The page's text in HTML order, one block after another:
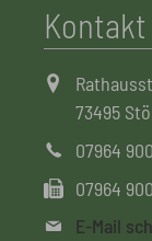
Kontakt
73495
07964
07964
E-Mail